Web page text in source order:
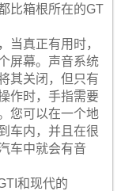
比箱根所在的GT
当真正有用时，
屏幕。声音系统
其关闭，但只有
作时，手指需要
您可以在一个地
车内，并且在很
车中就会有音
和现代的